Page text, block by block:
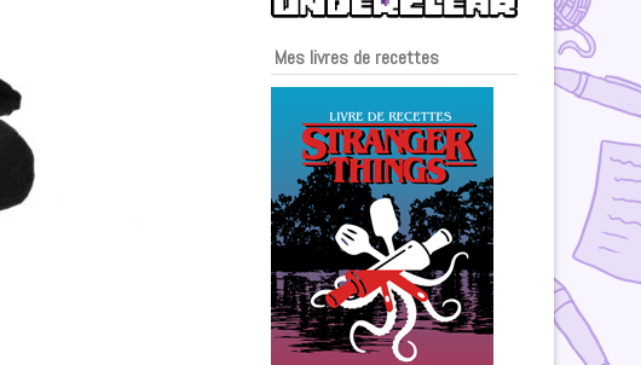
Mes livres de recettes